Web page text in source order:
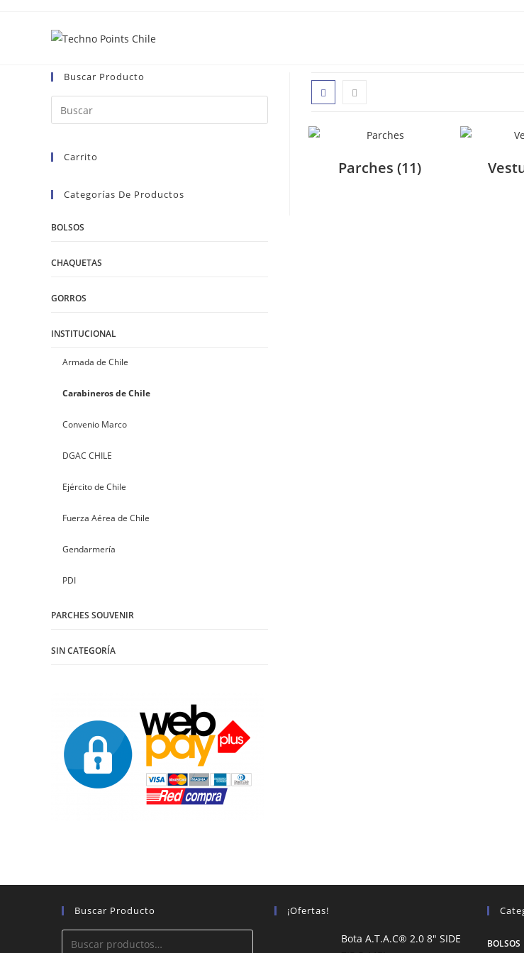
Parches(11)
Buscar Producto
Carrito
Categorías De Productos
BOLSOS
CHAQUETAS
GORROS
INSTITUCIONAL
Armada de Chile
Carabineros de Chile
Convenio Marco
DGAC CHILE
Ejército de Chile
Fuerza Aérea de Chile
Gendarmería
PDI
PARCHES SOUVENIR
SIN CATEGORÍA
Buscar Producto ¡Ofertas!
Bota A.T.A.C® 2.0 8″ SIDE
BOLSOS